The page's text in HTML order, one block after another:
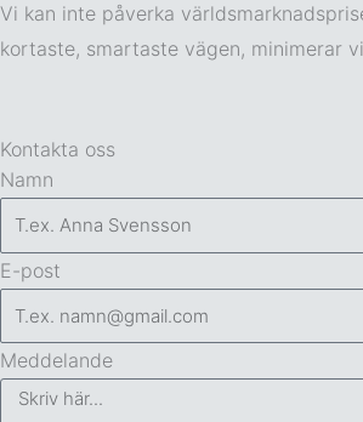
Vi kan inte påverka
kortaste, smartaste vägen, minimerar
Kontakta oss
Namn
E-post
Meddelande